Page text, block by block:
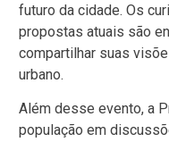
futuro da cidade. Os
propostas atuais são
compartilhar suas
urbano.
Além desse evento, a
população em